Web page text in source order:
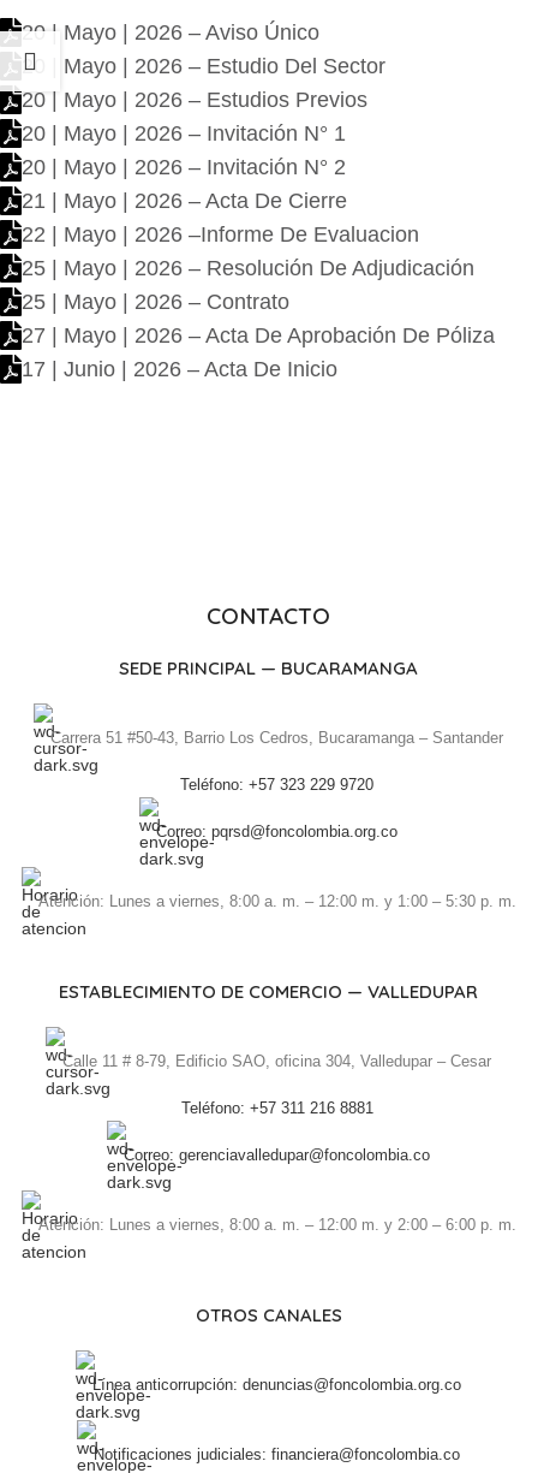
20 | Mayo | 2026 – Aviso Único
20 | Mayo | 2026 – Estudio Del Sector
20 | Mayo | 2026 – Estudios Previos
20 | Mayo | 2026 – Invitación N° 1
20 | Mayo | 2026 – Invitación N° 2
21 | Mayo | 2026 – Acta De Cierre
22 | Mayo | 2026 –Informe De Evaluacion
25 | Mayo | 2026 – Resolución De Adjudicación
25 | Mayo | 2026 – Contrato
27 | Mayo | 2026 – Acta De Aprobación De Póliza
17 | Junio | 2026 – Acta De Inicio
CONTACTO
SEDE PRINCIPAL — BUCARAMANGA
Carrera 51 #50-43, Barrio Los Cedros, Bucaramanga – Santander
Teléfono: +57 323 229 9720
Correo: pqrsd@foncolombia.org.co
Atención: Lunes a viernes, 8:00 a. m. – 12:00 m. y 1:00 – 5:30 p. m.
ESTABLECIMIENTO DE COMERCIO — VALLEDUPAR
Calle 11 # 8-79, Edificio SAO, oficina 304, Valledupar – Cesar
Teléfono: +57 311 216 8881
Correo: gerenciavalledupar@foncolombia.co
Atención: Lunes a viernes, 8:00 a. m. – 12:00 m. y 2:00 – 6:00 p. m.
OTROS CANALES
Línea anticorrupción: denuncias@foncolombia.org.co
Notificaciones judiciales: financiera@foncolombia.co